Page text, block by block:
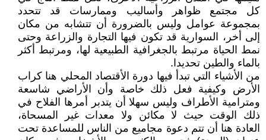
كل مجتمع ظواهر وأساليب وممارسات قد تتحدد
بمجموعة عوامل وليس بالضرورة أن تتشابه من مكان
إلى أخر، السوارية قد تكون فيها التجارة والزراعة وحتى
نمط الحياة مرتبط بالجغرافية الطبيعية لها، ومرتبط أكثر
بالماء والطين تحديدا.
من الأشياء التي تبدأ فيها دورة الأقتصاد المحلي هنا كراب
الأرض وكيفية فعل ذلك خاصة وأن الأراضي شاسعة
ومترامية الأطراف وليس سهلا أن يتدبر أمرها الفلاح في
ذلك الوقت حيث لا مكائن ولا معدات غير المسحاة،
العادة هنا أن تتم دعوة مجاميع من الناس للمساعدة تحت